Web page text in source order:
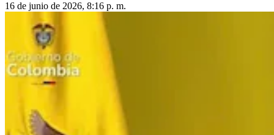
16 de junio de 2026, 8:16 p. m.